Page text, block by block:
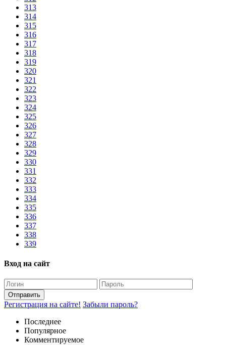
313
314
315
316
317
318
319
320
321
322
323
324
325
326
327
328
329
330
331
332
333
334
335
336
337
338
339
Вход на сайт
Отправить
Регистрация на сайте! Забыли пароль?
Последнее
Популярное
Комментируемое